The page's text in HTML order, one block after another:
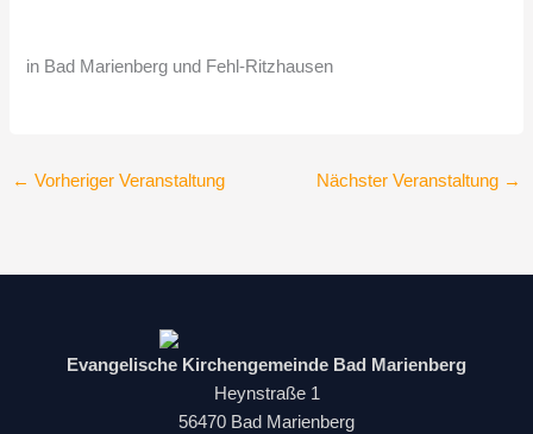
in Bad Marienberg und Fehl-Ritzhausen
← Vorheriger Veranstaltung Nächster Veranstaltung →
Evangelische Kirchengemeinde Bad Marienberg
Heynstraße 1
56470 Bad Marienberg